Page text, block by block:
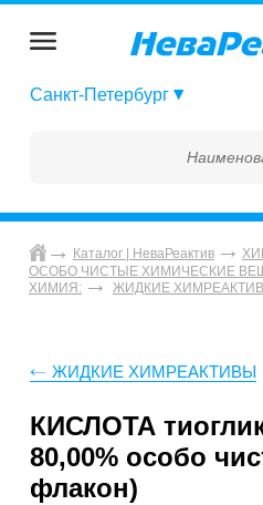
Санкт-Петербург
Каталог | НеваРеактив
ОСОБО ЧИСТЫЕ ХИМИЧЕСКИЕ
ХИМИЯ:
ЖИДКИЕ
ЖИДКИЕ ХИМРЕАКТИВЫ
КИСЛОТА
80,00% особо
флакон)